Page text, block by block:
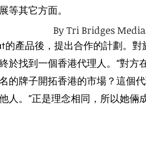
等其它方面。
的產品後，提出合作的計劃。
於找到一個香港代理人。“對
的牌子開拓香港的市場？這個
人。”正是理念相同，所以她倆
By Tri Bridges